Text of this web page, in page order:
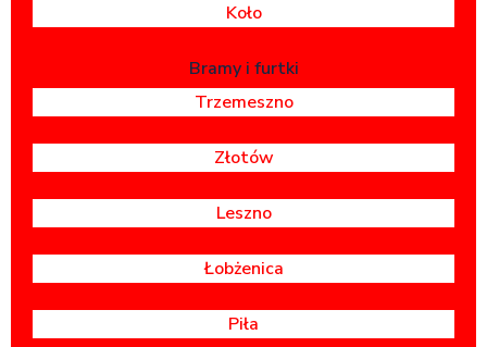
Koło
Bramy i furtki
Trzemeszno
Złotów
Leszno
Łobżenica
Piła